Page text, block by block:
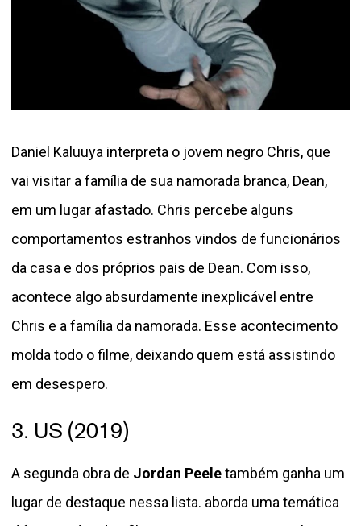
Daniel Kaluuya interpreta o jovem negro Chris, que
vai visitar a família de sua namorada branca, Dean,
em um lugar afastado. Chris percebe alguns
comportamentos estranhos vindos de funcionários
da casa e dos próprios pais de Dean. Com isso,
acontece algo absurdamente inexplicável entre
Chris e a família da namorada. Esse acontecimento
molda todo o filme, deixando quem está assistindo
em desespero.
3. US (2019)
A segunda obra de Jordan Peeletambém ganha um
lugar de destaque nessa lista. aborda uma temática